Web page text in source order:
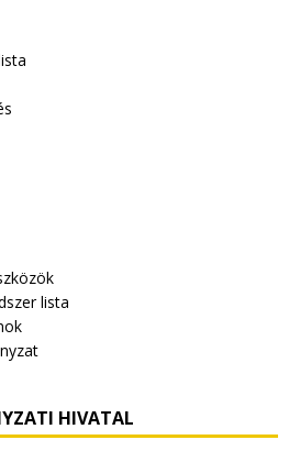
lista
HIVATAL